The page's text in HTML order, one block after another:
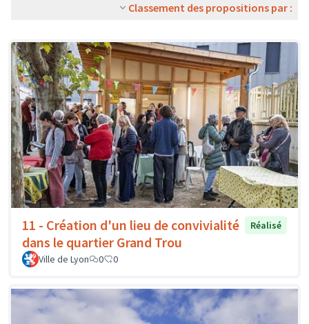
Classement des propositions par :
11 - Création d'un lieu de convivialité
dans le quartier Grand Trou
Réalisé
Ville de Lyon 0 0